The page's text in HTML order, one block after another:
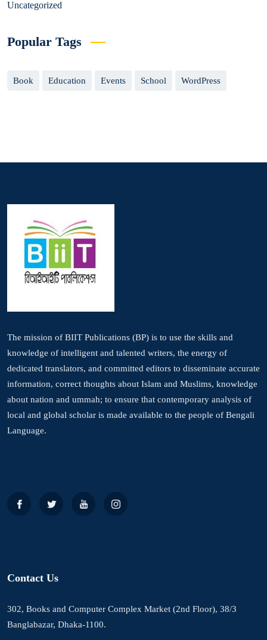
Uncategorized
Popular Tags
Book Education Events School WordPress
The mission of BIIT Publications (BP) is to use the skills and
knowledge of intelligent and talented writers, the energy of
dedicated translators, and committed editors to disseminate accurate
information, correct thoughts about Islam and Muslims, knowledge
about nation and ummah; to ensure that contemporary analysis of
local and global scholar is made available to the people of Bengali
Language.
Contact Us
302, Books and Computer Complex Market (2nd Floor), 38/3
Banglabazar, Dhaka-1100.